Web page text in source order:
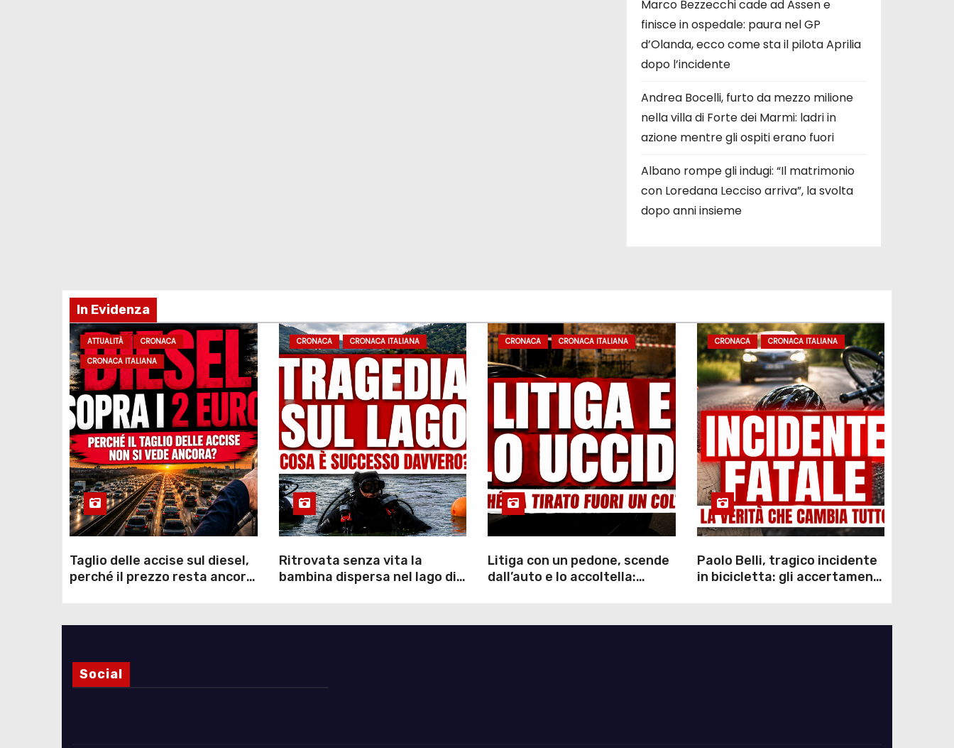
Marco Bezzecchi cade ad Assen e
finisce in ospedale: paura nel GP
d’Olanda, ecco come sta il pilota Aprilia
dopo l’incidente
Andrea Bocelli, furto da mezzo milione
nella villa di Forte dei Marmi: ladri in
azione mentre gli ospiti erano fuori
Albano rompe gli indugi: “Il matrimonio
con Loredana Lecciso arriva”, la svolta
dopo anni insieme
In Evidenza
ATTUALITÀ
CRONACA
CRONACA ITALIANA
Taglio delle accise sul diesel,
perché il prezzo resta ancora
CRONACA CRONACA ITALIANA
Ritrovata senza vita la
bambina dispersa nel lago di
CRONACA CRONACA ITALIANA
Litiga con un pedone, scende
dall’auto e lo accoltella:
CRONACA CRONACA ITALIANA
Paolo Belli, tragico incidente
in bicicletta: gli accertamenti
chiarire
Social